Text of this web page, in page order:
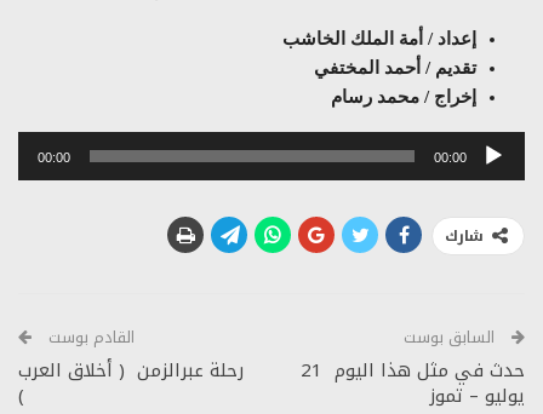
إعداد / أمة الملك الخاشب
تقديم / أحمد المختفي
إخراج / محمد رسام
مشغل
00:00
00:00
شارك
السابق بوست
حدث في مثل هذا اليوم 21
يوليو – تموز
القادم بوست
رحلة عبرالزمن ( أخلاق العرب
)